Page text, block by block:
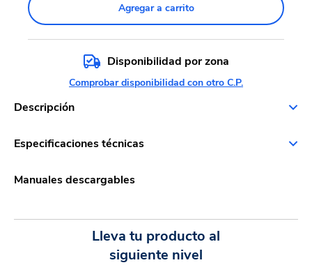
Agregar a carrito
Disponibilidad por zona
Comprobar disponibilidad con otro C.P.
Descripción
Especificaciones técnicas
Manuales descargables
Lleva tu producto al
siguiente nivel